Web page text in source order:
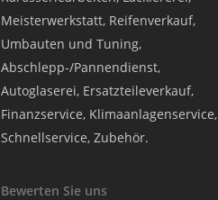
Meisterwerkstatt, Reifenverkauf,
Umbauten und Tuning,
Abschlepp-/Pannendienst,
Autoglaserei, Ersatzteileverkauf,
Finanzservice, Klimaanlagenservice,
Schnellservice, Zubehör.
Bewerten Sie uns